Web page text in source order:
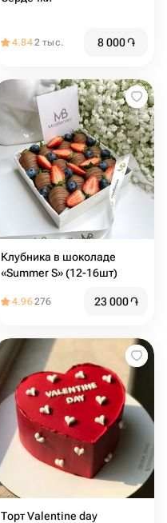
4.842 тыс. 8 000֏
Клубника в шоколаде
«Summer S» (12-16шт)
4.96276 23 000֏
Торт Valentine day